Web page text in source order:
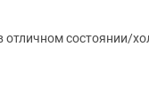
отличном состоянии/